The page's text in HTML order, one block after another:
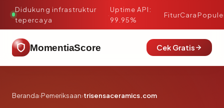
Didukung infrastruktur
tepercaya
·
Uptime API:
99.95%
FiturCara
MomentiaScore Cek Gratis
Beranda›Pemeriksaan›trisensaceramics.com